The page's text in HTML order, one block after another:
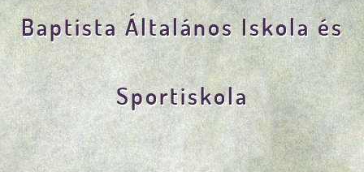
Baptista Általános Iskola és
Sportiskola